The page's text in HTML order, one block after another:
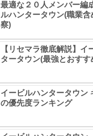
最適な２０人メンバー編
ルハンタータウン(職業含
察)
【リセマラ徹底解説】イ
タータウン(最強とおすす
イービルハンタータウン
の優先度ランキング